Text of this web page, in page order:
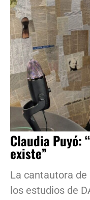
Claudia Puyó:
existe”
La cantautora de
los estudios de